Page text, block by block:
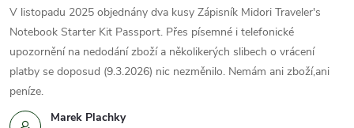
Marek Plachky
V listopadu 2025 objednány dva kusy Zápisník Midori Traveler's
Notebook Starter Kit Passport. Přes písemné i telefonické
upozornění na nedodání zboží a několikerých slibech o vrácení
platby se doposud (9.3.2026) nic nezměnilo. Nemám ani zboží,ani
peníze.